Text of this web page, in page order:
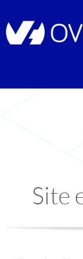
Site